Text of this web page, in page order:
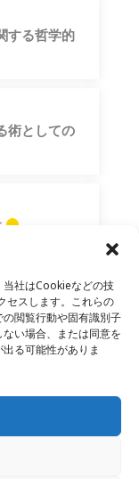
当社はCookieなどの技
セスします。これらの
閲覧行動や固有識別子
い場合、または同意を
る可能性がありま
する哲学的
術としての